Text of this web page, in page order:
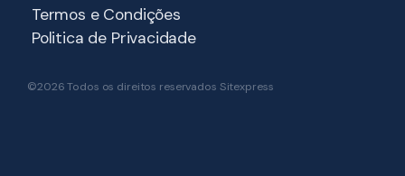
Termos e Condições
Politica de Privacidade
©2026 Todos os direitos reservados Sitexpress